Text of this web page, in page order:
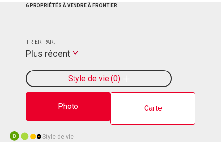
6 PROPRIÉTÉS À VENDRE À FRONTIER
Photo Carte
Style de vie 0
TRIER PAR:
Plus récent
10 Style de vie